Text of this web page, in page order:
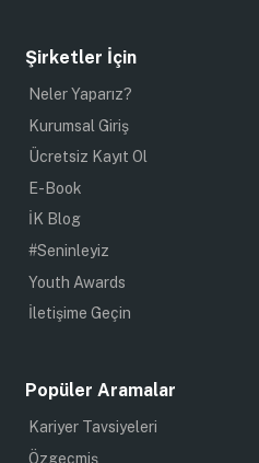
Şirketler İçin
Neler Yaparız?
Kurumsal Giriş
Ücretsiz Kayıt Ol
E-Book
İK Blog
#Seninleyiz
Youth Awards
İletişime Geçin
Popüler Aramalar
Kariyer Tavsiyeleri
Özgeçmiş